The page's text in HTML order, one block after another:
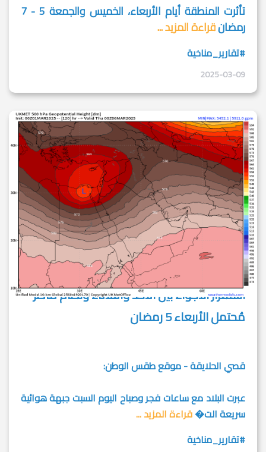
تأثرت المنطقة أيام الأربعاء، الخميس والجمعة 5 - 7
رمضانقراءة المزيد ...
#تقارير_مناخية
2025-03-09
استقرار الأجواء بين الاحد والثلاثاء ونظام ماطر
مُحتمل الأربعاء 5 رمضان
قصي الحلايقة - موقع طقس الوطن:
عبرت البلاد مع ساعات فجر وصباح اليوم السبت جبهة هوائية
سريعة الت�قراءة المزيد ...
#تقارير_مناخية